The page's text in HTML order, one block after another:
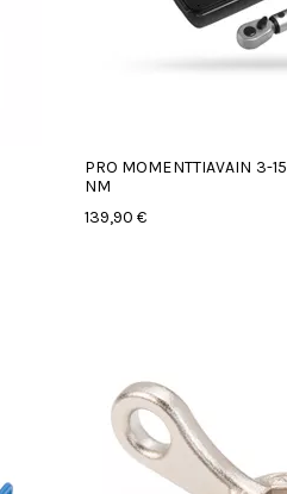
PRO MOMENTTIAVAIN 3-15
NM
139,90 €